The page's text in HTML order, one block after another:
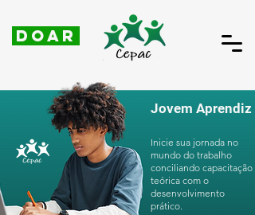
DOAR
Jovem Aprendiz
Inicie sua jornada no
mundo do trabalho
conciliando capacitação
teórica com o
desenvolvimento
prático.